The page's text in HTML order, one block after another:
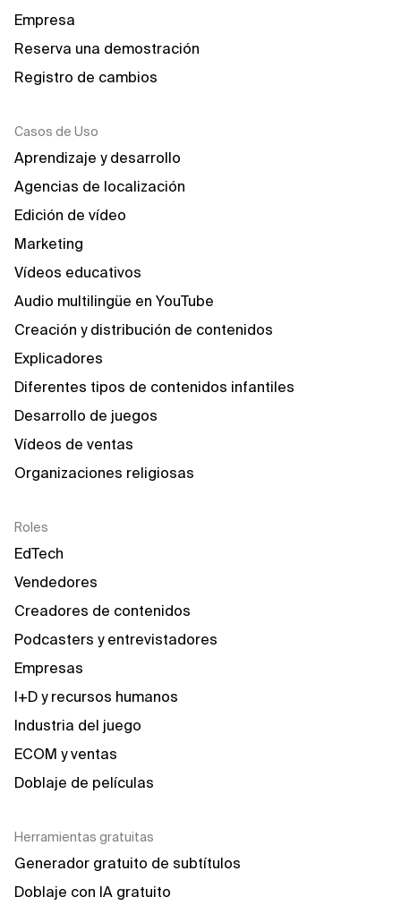
Empresa
Reserva una demostración
Registro de cambios
Casos de Uso
Aprendizaje y desarrollo
Agencias de localización
Edición de vídeo
Marketing
Vídeos educativos
Audio multilingüe en YouTube
Creación y distribución de contenidos
Explicadores
Diferentes tipos de contenidos infantiles
Desarrollo de juegos
Vídeos de ventas
Organizaciones religiosas
Roles
EdTech
Vendedores
Creadores de contenidos
Podcasters y entrevistadores
Empresas
I+D y recursos humanos
Industria del juego
ECOM y ventas
Doblaje de películas
Herramientas gratuitas
Generador gratuito de subtítulos
Doblaje con IA gratuito